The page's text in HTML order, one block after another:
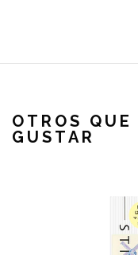
OTROS QUE
GUSTAR